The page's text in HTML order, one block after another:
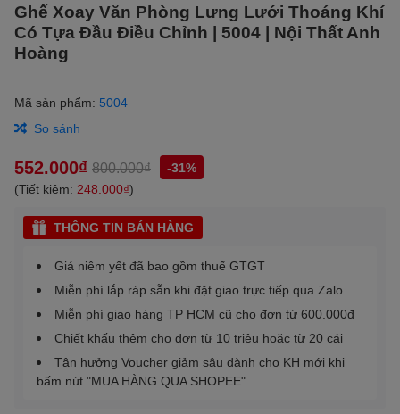
Ghế Xoay Văn Phòng Lưng Lưới Thoáng Khí
Có Tựa Đầu Điều Chỉnh | 5004 | Nội Thất Anh
Hoàng
Mã sản phẩm: 5004
So sánh
552.000₫ 800.000₫
-31%
(Tiết kiệm: 248.000₫)
THÔNG TIN BÁN HÀNG
Giá niêm yết đã bao gồm thuế GTGT
Miễn phí lắp ráp sẵn khi đặt giao trực tiếp qua Zalo
Miễn phí giao hàng TP HCM cũ cho đơn từ 600.000đ
Chiết khấu thêm cho đơn từ 10 triệu hoặc từ 20 cái
Tận hưởng Voucher giảm sâu dành cho KH mới khi
bấm nút "MUA HÀNG QUA SHOPEE"